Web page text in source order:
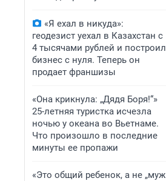
«Я ехал в никуда»:
геодезист уехал в Казахстан с
4 тысячами рублей и построил
бизнес с нуля. Теперь он
продает франшизы
«Она крикнула: „Дядя Боря!“»
25-летняя туристка исчезла
ночью у океана во Вьетнаме.
Что произошло в последние
минуты ее пропажи
«Это общий ребенок, а не „муж